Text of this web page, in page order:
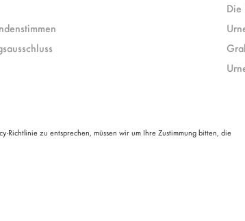
Die
Richtlinie zu entsprechen, müssen wir um Ihre Zustimmung bitten, die